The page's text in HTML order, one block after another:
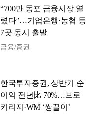
“700만 동포 금융시장 열
렸다”…기업은행·농협 등
7곳 동시 출발
금융/증권
한국투자증권, 상반기 순
이익 전년比 70%…브로
커리지·WM ‘쌍끌이’